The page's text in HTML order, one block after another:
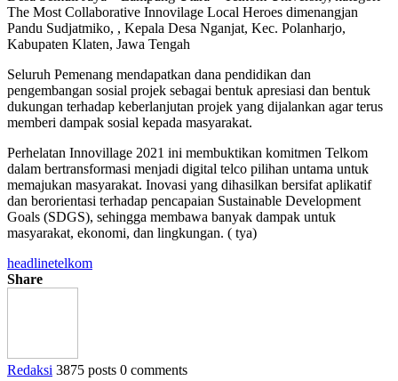
The Most Collaborative Innovilage Local Heroes dimenangjan
Pandu Sudjatmiko, , Kepala Desa Nganjat, Kec. Polanharjo,
Kabupaten Klaten, Jawa Tengah
Seluruh Pemenang mendapatkan dana pendidikan dan
pengembangan sosial projek sebagai bentuk apresiasi dan bentuk
dukungan terhadap keberlanjutan projek yang dijalankan agar terus
memberi dampak sosial kepada masyarakat.
Perhelatan Innovillage 2021 ini membuktikan komitmen Telkom
dalam bertransformasi menjadi digital telco pilihan untama untuk
memajukan masyarakat. Inovasi yang dihasilkan bersifat aplikatif
dan berorientasi terhadap pencapaian Sustainable Development
Goals (SDGS), sehingga membawa banyak dampak untuk
masyarakat, ekonomi, dan lingkungan. ( tya)
headlinetelkom
Share
Redaksi 3875 posts 0 comments